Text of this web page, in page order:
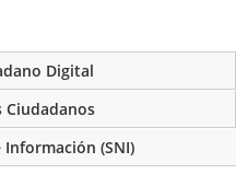
Digital
Ciudadanos
(SNI)